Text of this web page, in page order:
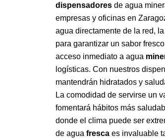
dispensadores de agua
empresas y oficinas en
agua directamente de la red,
para garantizar un sabor
acceso inmediato a agua
logísticas. Con nuestros
mantendrán hidratados y
La comodidad de servirse un
fomentará hábitos más
donde el clima puede ser
de agua fresca es invaluable